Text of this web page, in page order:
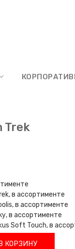
Trek
в ассортименте
в ассортименте
в ассортименте
Soft Touch, в
В КОРЗИНУ